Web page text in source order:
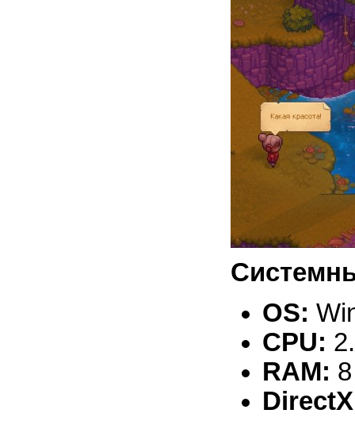
OS:
CPU:
RAM: